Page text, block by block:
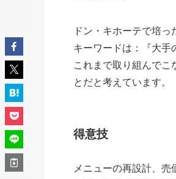
ドン・キホーテで培っ
キーワードは：『大手
これまで取り組んでこ
とだと考えています。
得意技
メニューの再設計、